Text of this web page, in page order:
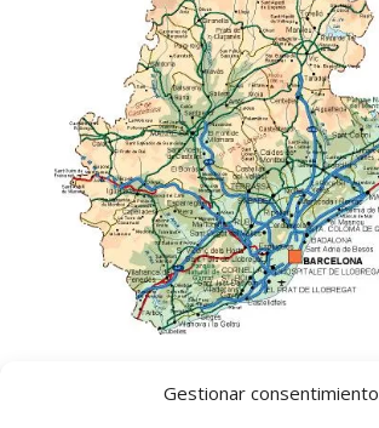
Gestionar consentimiento